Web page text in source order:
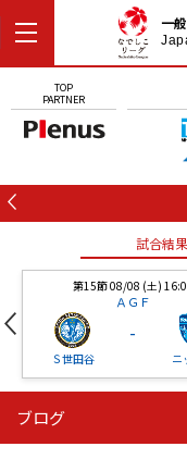
一
TOP
PARTNER
試合結果
第15節 08/08 (土)
ＡＧＦ
Ｓ世田谷
-
ニ
ニッパツ
ブログ